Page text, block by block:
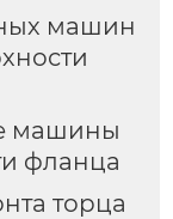
машин
машины
фланца
торца